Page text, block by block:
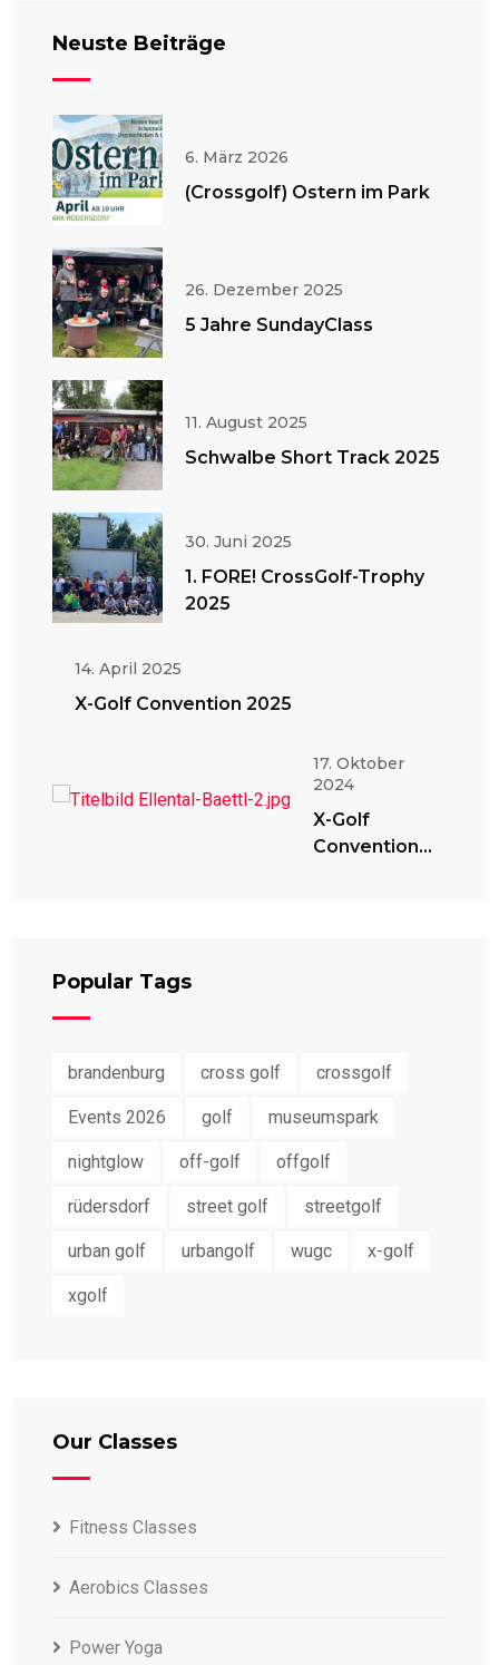
Neuste Beiträge
6. März 2026
(Crossgolf) Ostern im Park
26. Dezember 2025
5 Jahre SundayClass
11. August 2025
Schwalbe Short Track 2025
30. Juni 2025
1. FORE! CrossGolf-Trophy
2025
14. April 2025
X-Golf Convention 2025
17. Oktober
2024
X-Golf
Convention
Popular Tags
brandenburg cross golf crossgolf
Events 2026 golf museumspark
nightglow off-golf offgolf
rüdersdorf street golf streetgolf
urban golf urbangolf wugc x-golf
xgolf
Our Classes
Fitness Classes
Aerobics Classes
Power Yoga